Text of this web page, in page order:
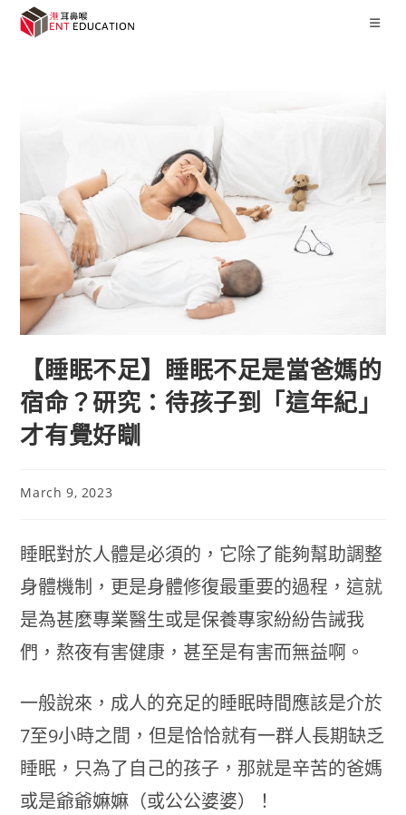
【睡眠不足】睡眠不足是當爸媽的
宿命？研究：待孩子到「這年紀」
才有覺好瞓
March 9, 2023
睡眠對於人體是必須的，它除了能夠幫助調整
身體機制，更是身體修復最重要的過程，這就
是為甚麼專業醫生或是保養專家紛紛告誡我
們，熬夜有害健康，甚至是有害而無益啊。
一般說來，成人的充足的睡眠時間應該是介於
7至9小時之間，但是恰恰就有一群人長期缺乏
睡眠，只為了自己的孩子，那就是辛苦的爸媽
或是爺爺嫲嫲（或公公婆婆）！